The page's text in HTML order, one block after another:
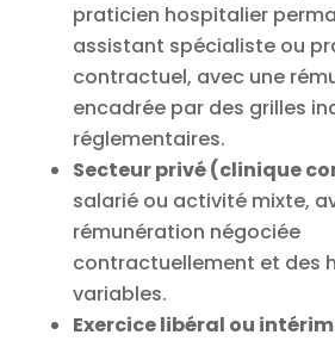
praticien hospitalier
assistant spécialiste ou
contractuel, avec une
encadrée par des grilles
réglementaires.
Secteur privé (clinique
salarié ou activité mixte,
rémunération négociée
contractuellement et des
variables.
Exercice libéral ou intérim